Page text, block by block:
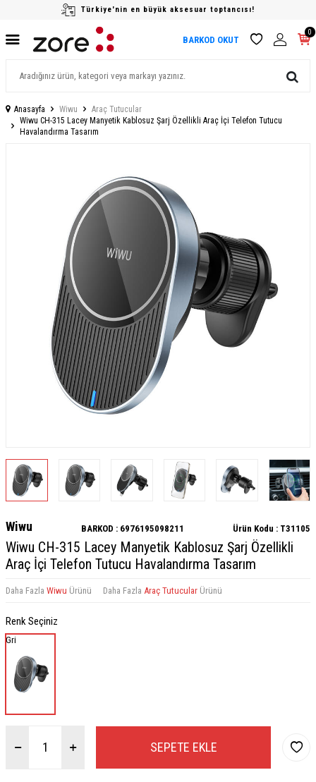
Türkiye'nin en büyük aksesuar toptancısı!
BARKOD OKUT
0
Anasayfa Wiwu
Araç Tutucular
Wiwu CH-315 Lacey Manyetik Kablosuz Şarj Özellikli Araç İçi Telefon Tutucu
Havalandırma Tasarım
Wiwu BARKOD : 6976195098211 Ürün Kodu : T31105
Wiwu CH-315 Lacey Manyetik Kablosuz Şarj Özellikli
Araç İçi Telefon Tutucu Havalandırma Tasarım
Daha Fazla Wiwu Ürünü Daha Fazla Araç Tutucular Ürünü
Renk Seçiniz
Gri
SEPETE EKLE